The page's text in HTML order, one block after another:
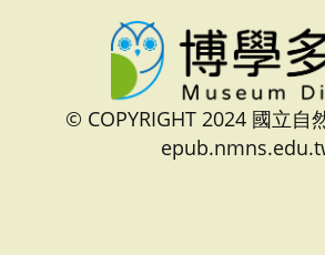
© COPYRIGHT 2024 國立自